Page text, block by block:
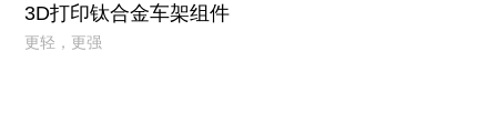
3D打印钛合金车架组件
更轻，更强